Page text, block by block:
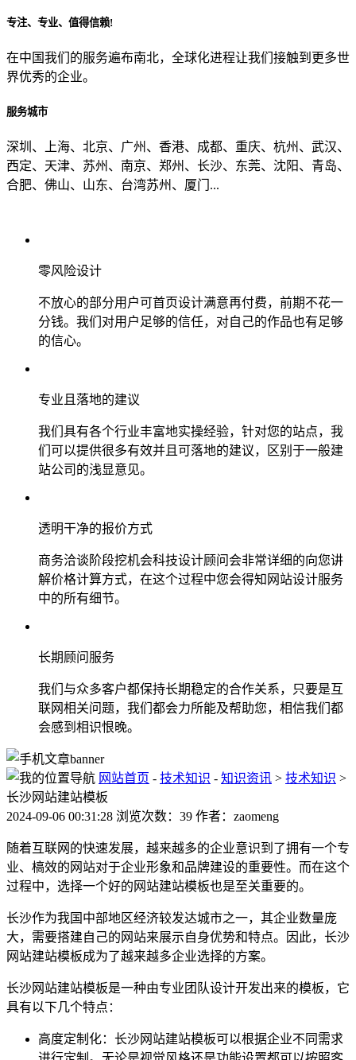
专注、专业、值得信赖!
在中国我们的服务遍布南北，全球化进程让我们接触到更多世
界优秀的企业。
服务城市
深圳、上海、北京、广州、香港、成都、重庆、杭州、武汉、
西定、天津、苏州、南京、郑州、长沙、东莞、沈阳、青岛、
合肥、佛山、山东、台湾苏州、厦门...
零风险设计
不放心的部分用户可首页设计满意再付费，前期不花一
分钱。我们对用户足够的信任，对自己的作品也有足够
的信心。
专业且落地的建议
我们具有各个行业丰富地实操经验，针对您的站点，我
们可以提供很多有效并且可落地的建议，区别于一般建
站公司的浅显意见。
透明干净的报价方式
商务洽谈阶段挖机会科技设计顾问会非常详细的向您讲
解价格计算方式，在这个过程中您会得知网站设计服务
中的所有细节。
长期顾问服务
我们与众多客户都保持长期稳定的合作关系，只要是互
联网相关问题，我们都会力所能及帮助您，相信我们都
会感到相识恨晚。
网站首页 - 技术知识 - 知识资讯 > 技术知识 >
长沙网站建站模板
2024-09-06 00:31:28 浏览次数：39 作者：zaomeng
随着互联网的快速发展，越来越多的企业意识到了拥有一个专
业、槁效的网站对于企业形象和品牌建设的重要性。而在这个
过程中，选择一个好的网站建站模板也是至关重要的。
长沙作为我国中部地区经济较发达城市之一，其企业数量庞
大，需要搭建自己的网站来展示自身优势和特点。因此，长沙
网站建站模板成为了越来越多企业选择的方案。
长沙网站建站模板是一种由专业团队设计开发出来的模板，它
具有以下几个特点：
高度定制化：长沙网站建站模板可以根据企业不同需求